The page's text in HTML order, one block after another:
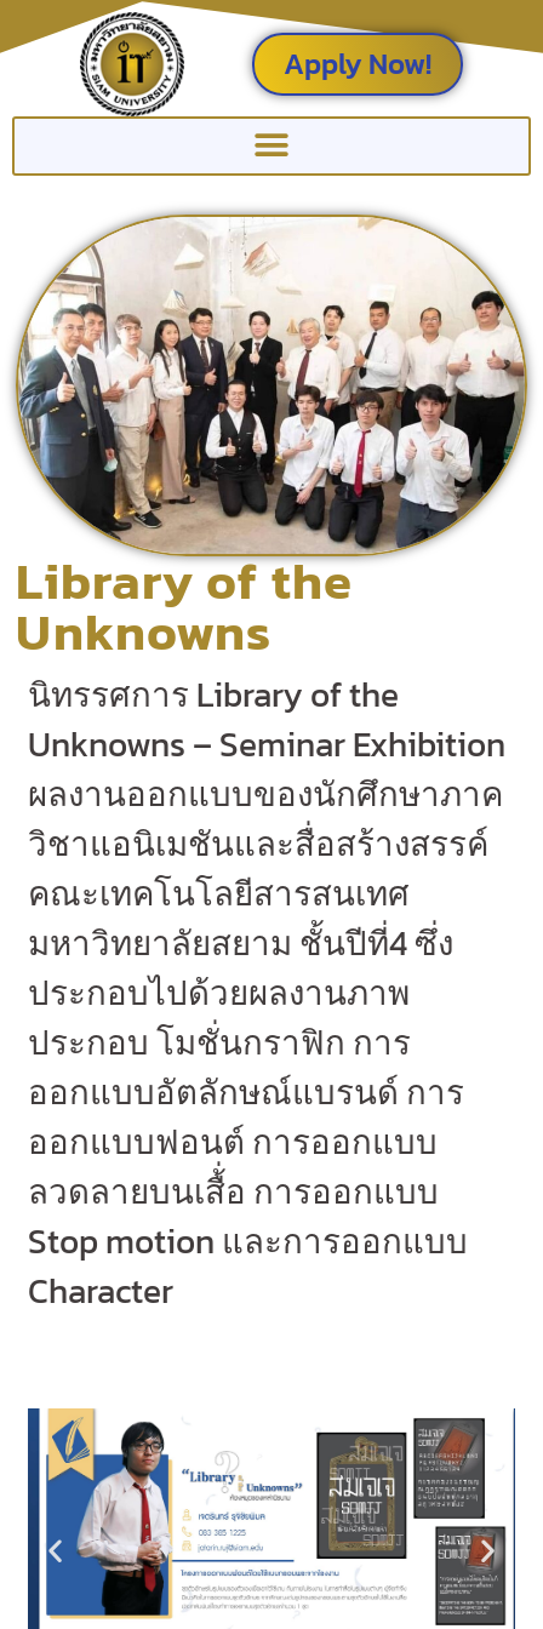
Apply Now!
Library of the
Unknowns
นิทรรศการ Library of the
Unknowns – Seminar Exhibition
ผลงานออกแบบของนักศึกษาภาค
วิชาแอนิเมชันและสื่อสร้างสรรค์
คณะเทคโนโลยีสารสนเทศ
มหาวิทยาลัยสยาม ชั้นปีที่4 ซึ่ง
ประกอบไปด้วยผลงานภาพ
ประกอบ โมชั่นกราฟิก การ
ออกแบบอัตลักษณ์แบรนด์ การ
ออกแบบฟอนต์ การออกแบบ
ลวดลายบนเสื้่อ การออกแบบ
Stop motion และการออกแบบ
Character